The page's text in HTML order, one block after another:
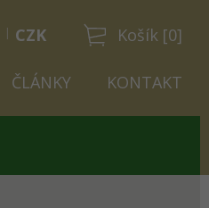
Košík [0]
CZK
ČLÁNKY KONTAKT